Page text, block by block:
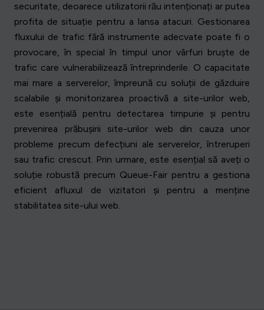
securitate, deoarece utilizatorii rău intenționați ar putea
profita de situație pentru a lansa atacuri. Gestionarea
fluxului de trafic fără instrumente adecvate poate fi o
provocare, în special în timpul unor vârfuri bruște de
trafic care vulnerabilizează întreprinderile. O capacitate
mai mare a serverelor, împreună cu soluții de găzduire
scalabile și monitorizarea proactivă a site-urilor web,
este esențială pentru detectarea timpurie și pentru
prevenirea prăbușirii site-urilor web din cauza unor
probleme precum defecțiuni ale serverelor, întreruperi
sau trafic crescut. Prin urmare, este esențial să aveți o
soluție robustă precum Queue-Fair pentru a gestiona
eficient afluxul de vizitatori și pentru a menține
stabilitatea site-ului web.